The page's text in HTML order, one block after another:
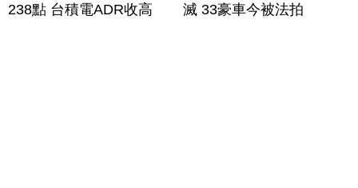
238點 台積電ADR收高
滅 33豪車今被法拍